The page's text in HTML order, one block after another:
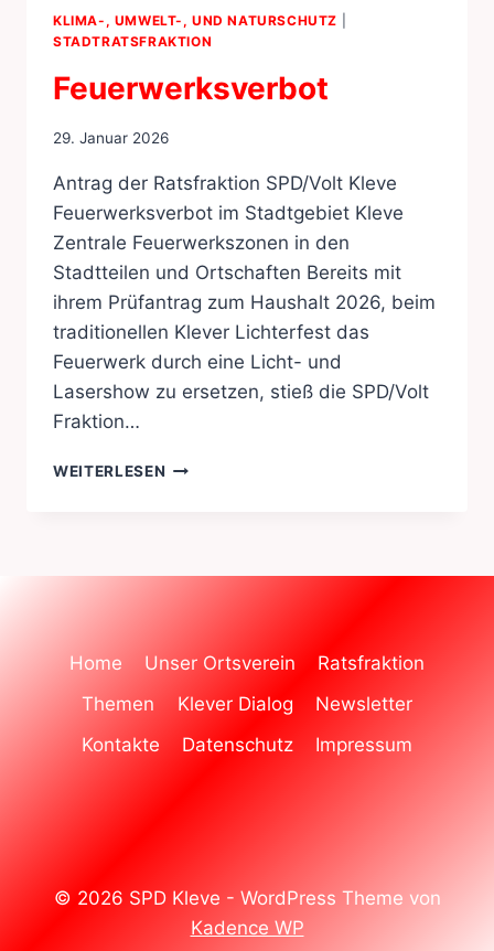
KLIMA-, UMWELT-, UND NATURSCHUTZ
STADTRATSFRAKTION
Feuerwerksverbot
29. Januar 2026
Antrag der Ratsfraktion SPD/Volt Kleve
Feuerwerksverbot im Stadtgebiet Kleve
Zentrale Feuerwerkszonen in den
Stadtteilen und Ortschaften Bereits mit
ihrem Prüfantrag zum Haushalt 2026, beim
traditionellen Klever Lichterfest das
Feuerwerk durch eine Licht- und
Lasershow zu ersetzen, stieß die SPD/Volt
Fraktion…
WEITERLESEN FEUERWERKSVERBOT
Home Unser Ortsverein
Ratsfraktion
Themen
Klever Dialog
Newsletter
Kontakte
Datenschutz Impressum
© 2026 SPD Kleve - WordPress Theme von
Kadence WP